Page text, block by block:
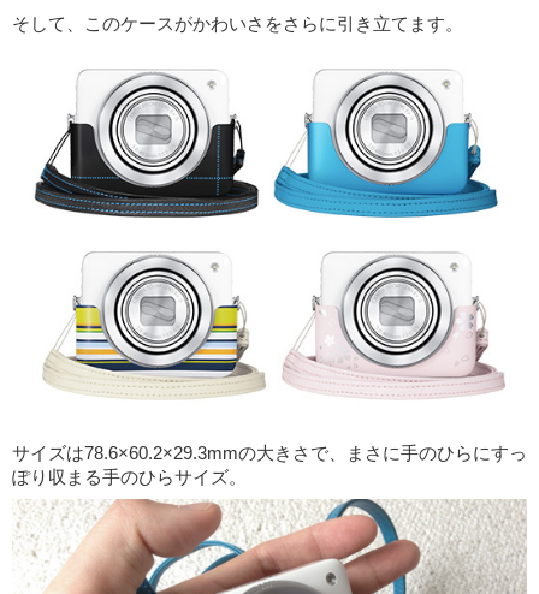
そして、このケースがかわいさをさらに引き立てます。
サイズは78.6×60.2×29.3mmの大きさで、まさに手のひらにすっ
ぽり収まる手のひらサイズ。